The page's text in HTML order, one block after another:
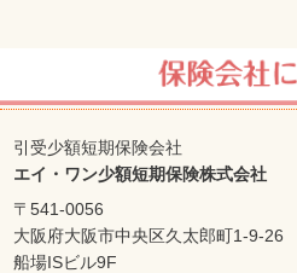
引受少額短期保険会社
エイ・ワン少額短期保険株式会社
〒541-0056
大阪府大阪市中央区久太郎町1-9-26
船場ISビル9F